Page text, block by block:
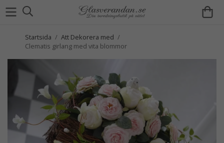
Startsida / Att Dekorera med /
Clematis girlang med vita blommor